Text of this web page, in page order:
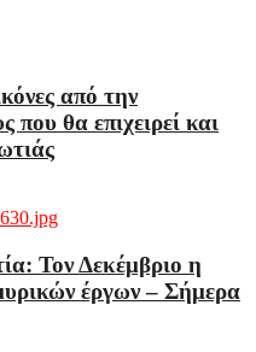
από την
θα επιχειρεί και
Τον Δεκέμβριο η
έργων – Σήμερα